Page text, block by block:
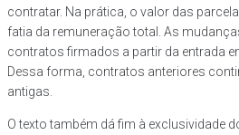
contratar. Na prática, o valor das
fatia da remuneração total. As
contratos firmados a partir da entrada
Dessa forma, contratos anteriores
antigas.
O texto também dá fim à exclusividade